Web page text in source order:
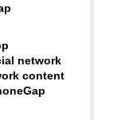
network
content